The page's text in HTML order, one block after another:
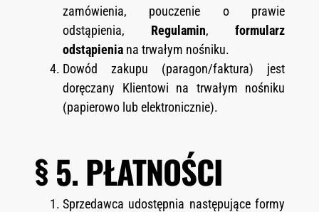
zamówienia, pouczenie o prawie
odstąpienia, Regulamin, formularz
odstąpienia na trwałym nośniku.
Dowód zakupu (paragon/faktura) jest
doręczany Klientowi na trwałym nośniku
(papierowo lub elektronicznie).
§ 5. PŁATNOŚCI
Sprzedawca udostępnia następujące formy